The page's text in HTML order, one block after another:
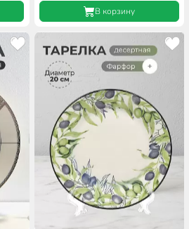
В корзину